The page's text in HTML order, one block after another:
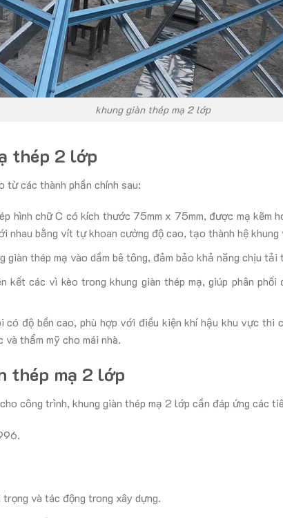
khung giàn thép mạ 2 lớp
thép 2 lớp
từ các thành phần chính sau:
hình chữ C có kích thước 75mm x 75mm, được mạ kẽm
nhau bằng vít tự khoan cường độ cao, tạo thành hệ khung
giàn thép mạ vào dầm bê tông, đảm bảo khả năng chịu
kết các vì kèo trong khung giàn thép mạ, giúp phân
có độ bền cao, phù hợp với điều kiện khí hậu khu vực
thẩm mỹ cho mái nhà.
thép mạ 2 lớp
công trình, khung giàn thép mạ 2 lớp cần đáp ứng các
và tác động trong xây dựng.